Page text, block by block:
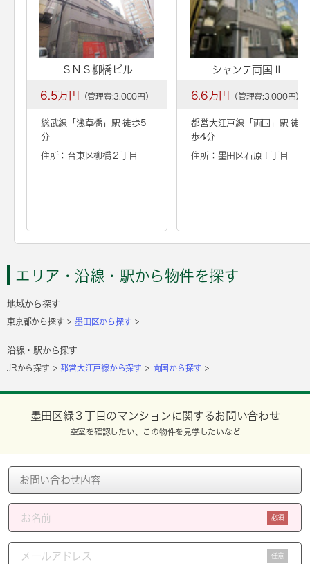
ＳＮＳ柳橋ビル
6.5万円 （管理費:3,000円）
総武線「 浅草橋 」駅 徒歩5
分
住所：台東区柳橋２丁目
シャンテ両国Ⅱ
6.6万円 （管理費:3,000円）
都営大江戸線「 両国 」駅 徒
歩4分
住所：墨田区石原１丁目
エリア・沿線・駅から物件を探す
地域から探す
東京都から探す 墨田区から探す
沿線・駅から探す
JRから探す 都営大江戸線から探す 両国から探す
墨田区緑３丁目のマンションに関するお問い合わせ
空室を確認したい、この物件を見学したいなど
必須
任意